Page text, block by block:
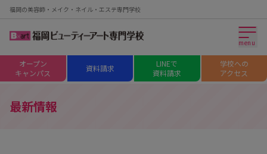
福岡の美容師・メイク・ネイル・エステ専門学校
menu
オープン
キャンパス
資料請求
LINEで
資料請求
学校への
アクセス
最新情報